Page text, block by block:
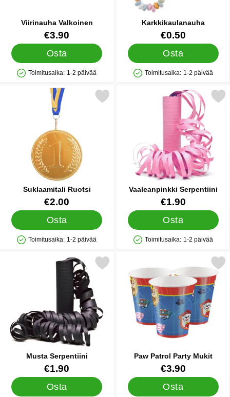
Viirinauha Valkoinen
Tuote.nro 9983€3.90
Osta
Saatavuus: Varastossa
Toimitusaika: 1-2 päivää
Karkkikaulanauha
Tuote.nro 10739
€0.50
Osta
Saatavuus: Varastossa
Toimitusaika: 1-2 päivää
Suklaamitali Ruotsi
Tuote.nro 11094
€2.00
Osta
Saatavuus: Varastossa
Toimitusaika: 1-2 päivää
Merkitse suklaamitali Ruotsi suosikiksi
Vaaleanpinkki Serpentiini
Tuote.nro 12509
€1.90
Osta
Saatavuus: Varastossa
Toimitusaika: 1-2 päivää
Merkitse vaaleanpinkki
Musta Serpentiini
Tuote.nro 12801
€1.90
Osta
Merkitse musta Serpentiini suosikiksi
Paw Patrol Party Mukit
Tuote.nro 17536
€3.90
Osta
Merkitse paw Patrol